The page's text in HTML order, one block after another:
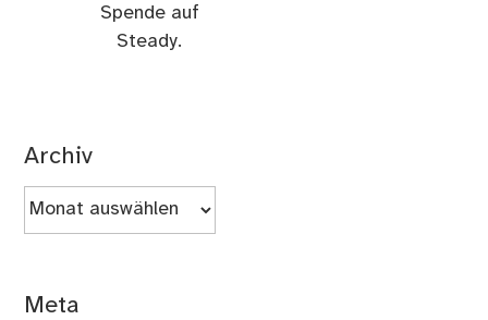
Spende auf
Steady.
Archiv
Archiv
Meta